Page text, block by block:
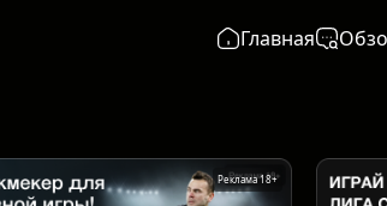
Главная
Реклама 18+